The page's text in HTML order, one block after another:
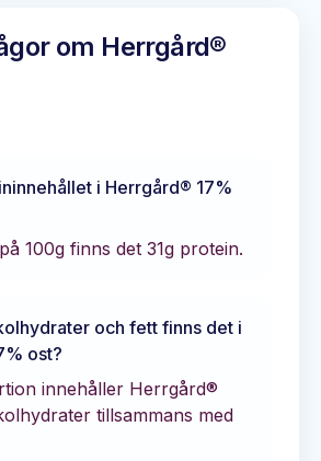
om Herrgård®
i Herrgård® 17%
100g finns det 31g protein.
och fett finns det i
ost?
innehåller Herrgård®
tillsammans med